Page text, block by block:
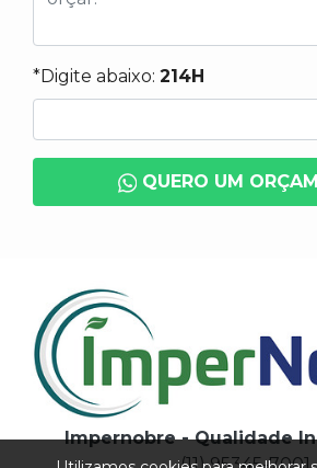
*Digite abaixo: 214H
QUERO UM
Impernobre - Qualidade